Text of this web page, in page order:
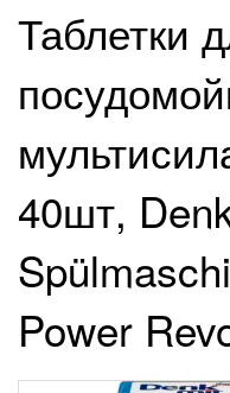
Таблетки
40шт,
Power